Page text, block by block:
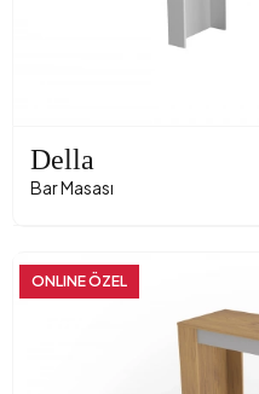
Della
Bar Masası
ONLINE ÖZEL